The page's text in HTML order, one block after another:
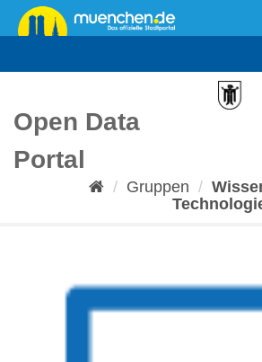
Überspringen
zum
Open Data
Portal
Gruppen